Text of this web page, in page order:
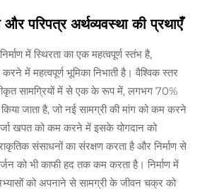
और परिपत्र अर्थव्यवस्था की प्रथाएँ
में स्थिरता का एक महत्वपूर्ण स्तंभ है,
करने में महत्वपूर्ण भूमिका निभाती है। वैश्विक स्तर
सामग्रियों में से एक के रूप में, लगभग 70%
किया जाता है, जो नई सामग्री की मांग को कम करने
खपत को कम करने में इसके योगदान को
संसाधनों का संरक्षण करता है और निर्माण से
को भी काफी हद तक कम करता है। निर्माण में
को अपनाने से सामग्री के जीवन चक्र को